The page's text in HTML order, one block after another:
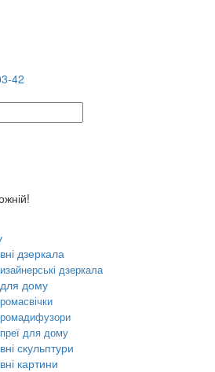
42
дзеркала
дзеркала
дому
для дому
скульптури
картини